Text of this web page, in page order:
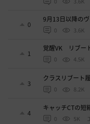
0
9月13日以降の
0 3.6K
1
覚醒VK リブー
0 4.5K
3
クラスリブート
0 8.2K
4
キャッチCTの短
0 5K